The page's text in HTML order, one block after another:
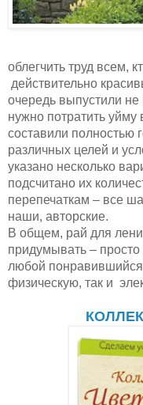
действительно
очередь выпустили не
нужно потратить
составили полностью
различных целей и
подсчитано их
перепечаткам – все
наши, авторские.
В общем, рай для
придумывать – просто
любой
физическую, так и